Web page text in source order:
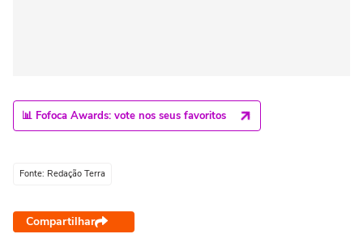
📊 Fofoca Awards: vote nos seus favoritos
Fonte: Redação Terra
Compartilhar